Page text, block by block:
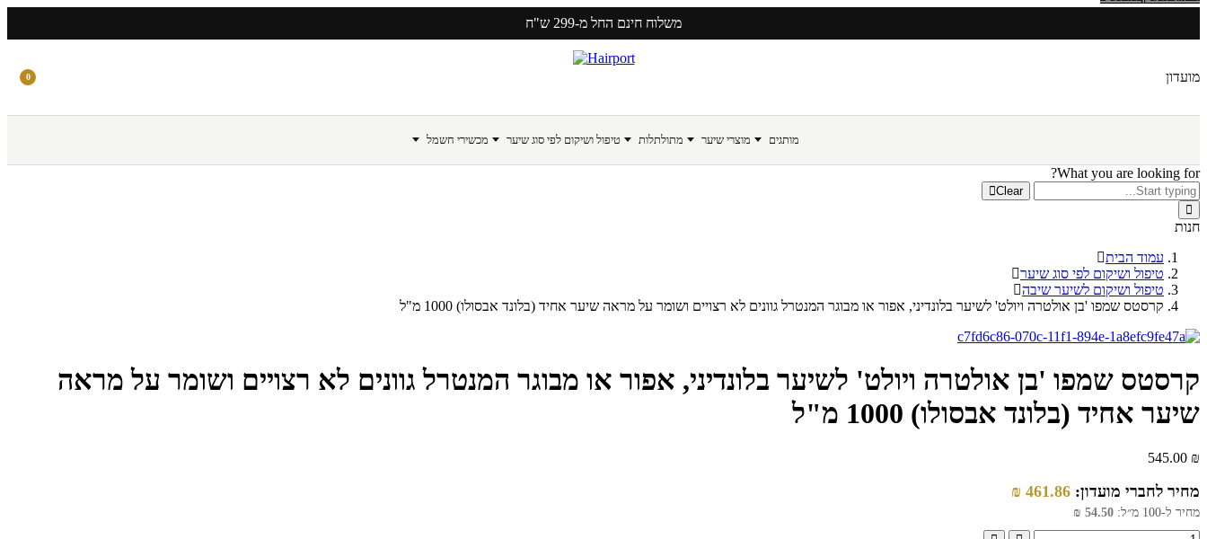
משלוח חינם החל מ-299 ש"ח
מועדון 0
מותגים מוצרי שיער מתולתלות טיפול ושיקום לפי סוג שיער מכשירי חשמל
What you are looking for?
Clear
חנות
עמוד הבית
טיפול ושיקום לפי סוג שיער
טיפול ושיקום לשיער שיבה
קרסטס שמפו 'בן אולטרה ויולט' לשיער בלונדיני, אפור או מבוגר המנטרל גוונים לא רצויים ושומר על מראה שיער אחיד (בלונד אבסולו) 1000 מ"ל
קרסטס שמפו 'בן אולטרה ויולט' לשיער בלונדיני, אפור או מבוגר המנטרל גוונים לא רצויים ושומר על מראה
שיער אחיד (בלונד אבסולו) 1000 מ"ל
545.00 ₪
מחיר לחברי מועדון: 461.86
₪
מחיר ל-100 מ״ל: 54.50
₪